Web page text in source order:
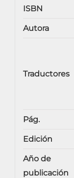
ISBN
Autora
Traductores
Pág.
Edición
Año de
publicación